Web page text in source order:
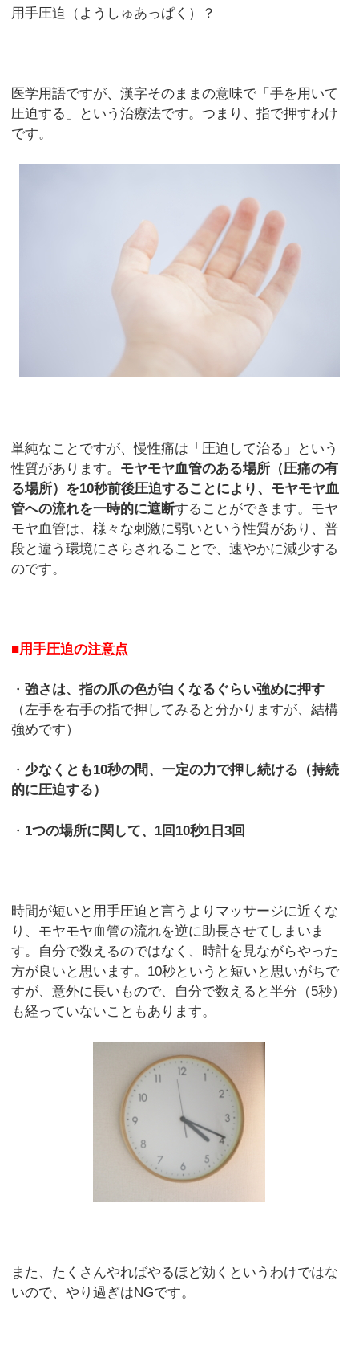
用手圧迫（ようしゅあっぱく）？
医学用語ですが、漢字そのままの意味で「手を用いて
圧迫する」という治療法です。つまり、指で押すわけ
です。
単純なことですが、慢性痛は「圧迫して治る」という
性質があります。 モヤモヤ血管のある場所（圧痛の有
る場所）を10秒前後圧迫することにより、モヤモヤ血
管への流れを一時的に遮断することができます。モヤ
モヤ血管は、様々な刺激に弱いという性質があり、普
段と違う環境にさらされることで、速やかに減少する
のです。
■用手圧迫の注意点
・強さは、指の爪の色が白くなるぐらい強めに押す
（左手を右手の指で押してみると分かりますが、結構
強めです）
・ 少なくとも10秒の間、一定の力で押し続ける（持続
的に圧迫する）
・ 1つの場所に関して、1回10秒1日3回
時間が短いと用手圧迫と言うよりマッサージに近くな
り、モヤモヤ血管の流れを逆に助長させてしまいま
す。自分で数えるのではなく、時計を見ながらやった
方が良いと思います。10秒というと短いと思いがちで
すが、意外に長いもので、自分で数えると半分（5秒）
も経っていないこともあります。
また、たくさんやればやるほど効くというわけではな
いので、やり過ぎはNGです。